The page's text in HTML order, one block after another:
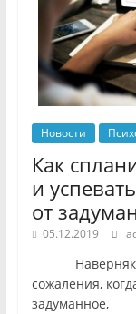
Новости
Как
и
от
05.12.2019
Наверняка
сожаления,
задуманное,